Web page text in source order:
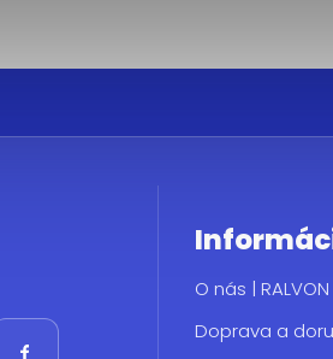
O nás |
Doprava a